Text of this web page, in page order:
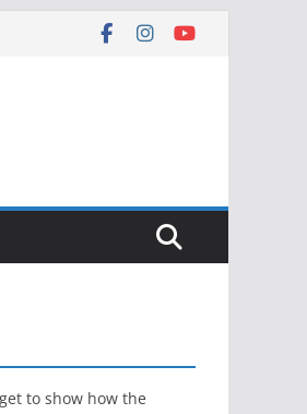
to show how the